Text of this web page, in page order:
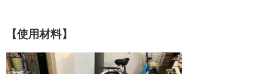
【使用材料】